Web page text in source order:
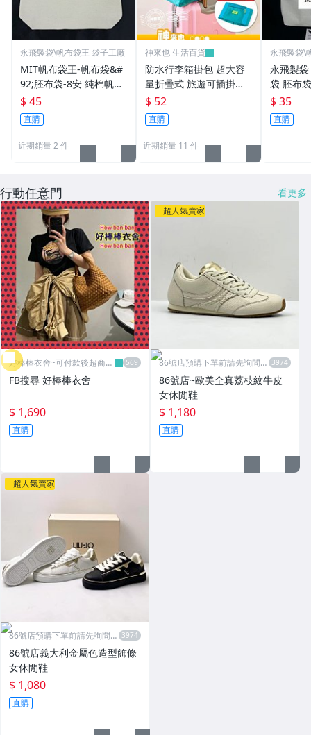
永飛製袋\帆布袋王 袋子工廠
MIT帆布袋王-帆布袋&#
92;胚布袋-8安 純棉帆布
小底袋 (雙杯飲料袋)
$ 45
直購
近期銷量 2 件
神來也 生活百貨
防水行李箱掛包 超大容
量折疊式 旅遊可插掛行
李箱 手提收納袋 行李包
袋 拉桿包 登機 防水耐用
$ 52
直購
近期銷量 11 件
永飛製袋\
永飛製
袋 胚布
(雙杯飲
$ 35
直購
行動任意門 看更多
好棒棒衣舍~可付款後超商取
貨
FB搜尋 好棒棒衣舍
$ 1,690
直購
超人氣賣家
86號店預購下單前請先詢問數
86號店~歐美全真荔枝紋牛皮
女休閒鞋
$ 1,180
直購
超人氣賣家
86號店預購下單前請先詢問數
86號店義大利金屬色造型飾條
女休閒鞋
$ 1,080
直購